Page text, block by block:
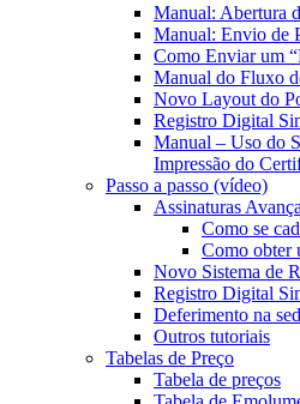
Manual: Abertura
Manual: Envio de
Como Enviar um
Manual do Fluxo
Novo Layout do
Registro Digital
Manual – Uso do
Impressão do
Passo a passo (vídeo)
Assinaturas
Como se
Como obter
Novo Sistema de
Registro Digital
Deferimento na
Outros tutoriais
Tabelas de Preço
Tabela de preços